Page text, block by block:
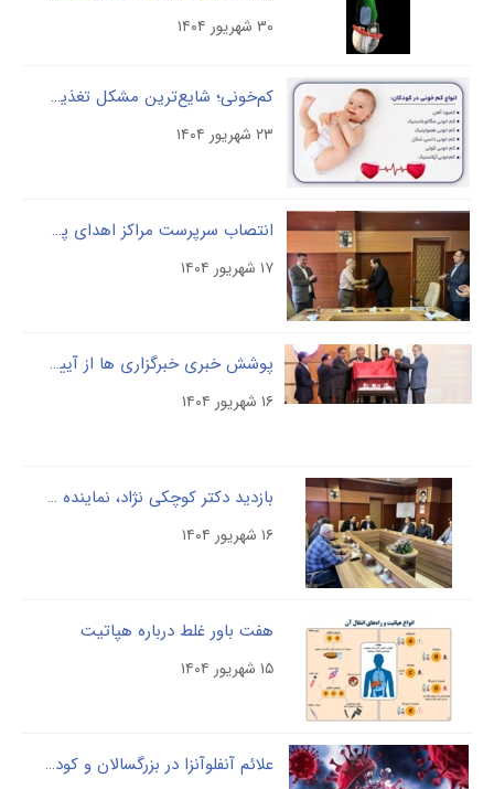
کم‌خونی؛ شایع‌ترین مشکل تغذیه‌ای کودکان
۲۳ شهریور ۱۴۰۴
انتصاب سرپرست مراکز اهدای پلاسمای شرکت مادر تخصصی پالایش و پژوهش خون
۱۷ شهریور ۱۴۰۴
پوشش خبری خبرگزاری ها از آیین رونمایی ازسه محصول جدید تجهیزات پزشکی در شرکت مادر تخصصی پالایش و پژوهش خون
۱۶ شهریور ۱۴۰۴
بازدید دکتر کوچکی­ نژاد، نماینده محترم مردم رشت در مجلس شورای اسلامی و نایب‌رئیس کمیسیون برنامه و بودجه و محاسبات و سخنگوی فراکسیون فرهنگیان مجلس شورای اسلامی
۱۶ شهریور ۱۴۰۴
هفت باور غلط درباره هپاتیت
۱۵ شهریور ۱۴۰۴
علائم آنفلوآنزا در بزرگسالان و کودکان را بشناسید